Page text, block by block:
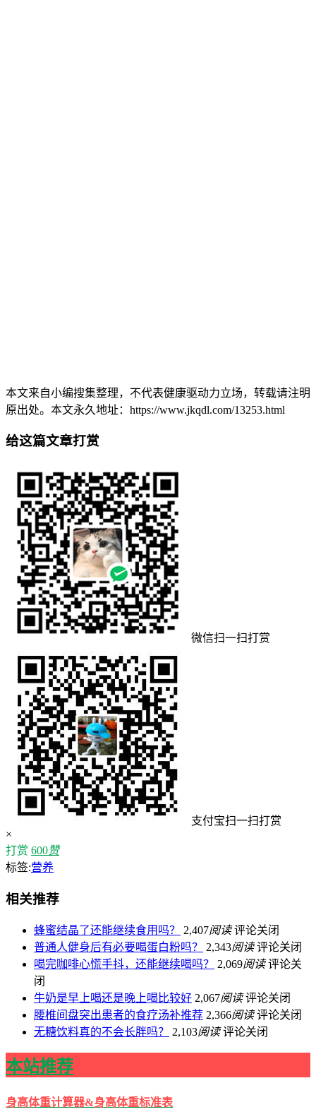
本文来自小编搜集整理，不代表健康驱动力立场，转载请注明
原出处。本文永久地址：https://www.jkqdl.com/13253.html
给这篇文章打赏
微信扫一扫打赏
支付宝扫一扫打赏
×
打赏 600赞
标签:营养
相关推荐
蜂蜜结晶了还能继续食用吗？ 2,407阅读 评论关闭
普通人健身后有必要喝蛋白粉吗？
2,343阅读 评论关闭
喝完咖啡心慌手抖，还能继续喝吗？​
2,069阅读 评论关
闭
牛奶是早上喝还是晚上喝比较好 2,067阅读 评论关闭
腰椎间盘突出患者的食疗汤补推荐 2,366阅读 评论关闭
无糖饮料真的不会长胖吗？
2,103阅读 评论关闭
本站推荐
身高体重计算器&身高体重标准表